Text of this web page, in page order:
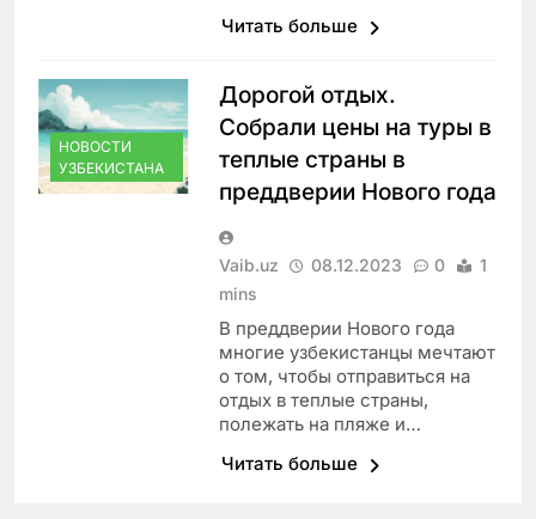
Читать больше
НОВОСТИ
УЗБЕКИСТАНА
Дорогой отдых.
Собрали цены на туры в
теплые страны в
преддверии Нового года
Vaib.uz 08.12.2023 0
1
mins
В преддверии Нового года
многие узбекистанцы мечтают
о том, чтобы отправиться на
отдых в теплые страны,
полежать на пляже и…
Читать больше